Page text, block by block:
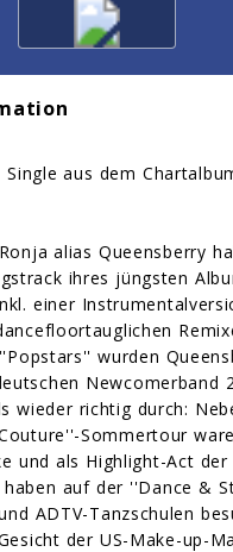
aus dem
alias Queensberry
ihres jüngsten
einer
wurden
Newcomerband
wieder richtig durch:
Sommertour
und als Highlight-Act der
auf der ''Dance &
ADTV-Tanzschulen
der US-Make-up-